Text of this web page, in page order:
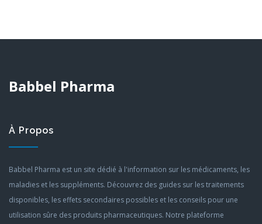
Babbel Pharma
À Propos
Babbel Pharma est un site dédié à l'information sur les médicaments, les
maladies et les suppléments. Découvrez des guides sur les traitements
disponibles, les effets secondaires possibles et les conseils pour une
utilisation sûre des produits pharmaceutiques. Notre plateforme